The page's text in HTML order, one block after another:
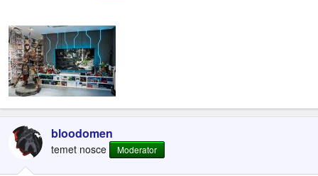
bloodomen
temet nosce Moderator